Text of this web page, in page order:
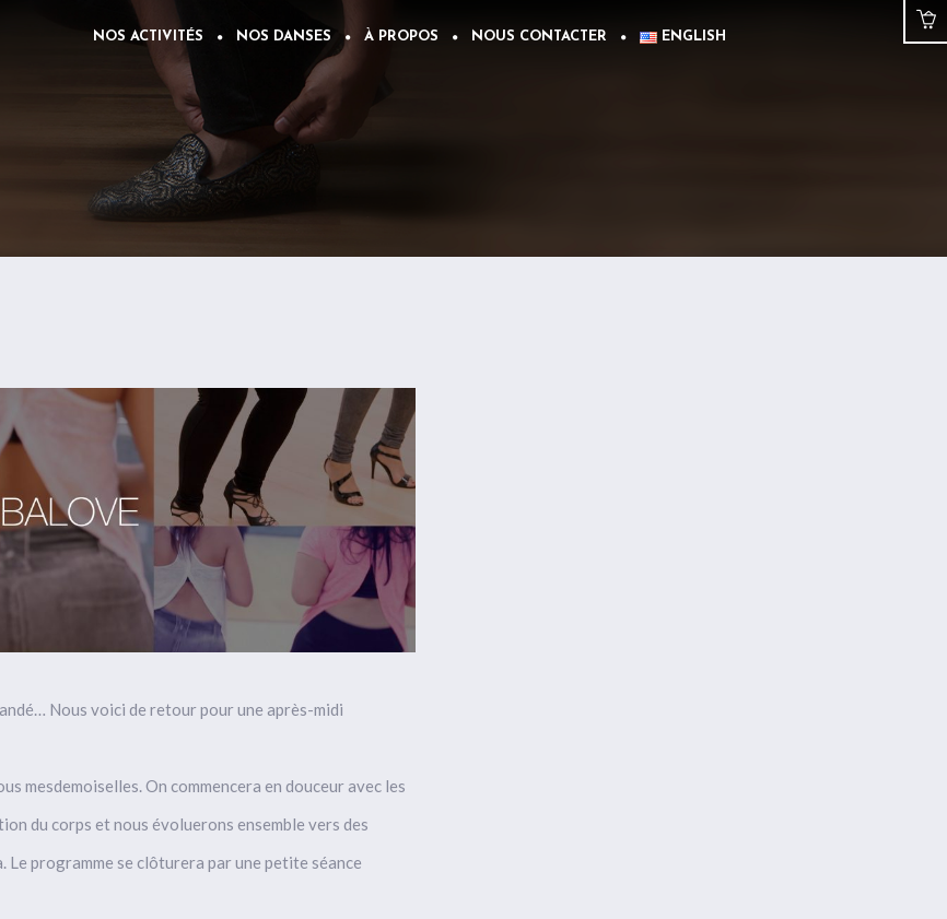
NOS ACTIVITÉS NOS DANSES À PROPOS NOUS CONTACTER ENGLISH
Nous voici de retour pour une après-midi
mesdemoiselles. On commencera en douceur avec les
du corps et nous évoluerons ensemble vers des
Le programme se clôturera par une petite séance